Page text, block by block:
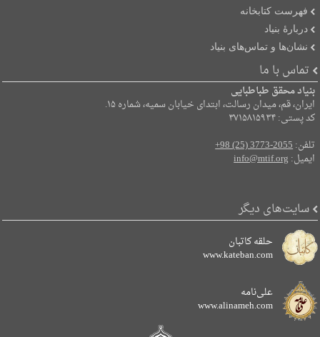
فهرست کتابخانه
دربارۀ بنیاد
نشان‌ها و تماس‌های بنیاد
تماس با ما
بنیاد محقق طباطبایی
ایران، قم، میدان رسالت، ابتدای خیابان سمیه، شماره ۱۵.
کد پستی: ۳۷۱۵۸۱۵۹۳۴
تلفن:+98 (25) 3773-2055
ایمیل:info@mtif.org
سایت‌های دیگر
حلقه کاتبان
www.kateban.com
علی‌نامه
www.alinameh.com